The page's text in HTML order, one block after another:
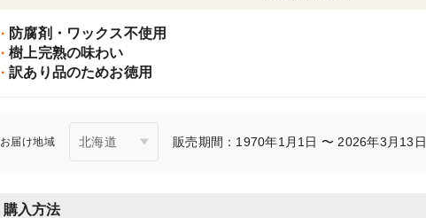
防腐剤・ワックス不使用
樹上完熟の味わい
訳あり品のためお徳用
お届け地域 販売期間：1970年1月1日 〜 2026年3月13日
購入方法